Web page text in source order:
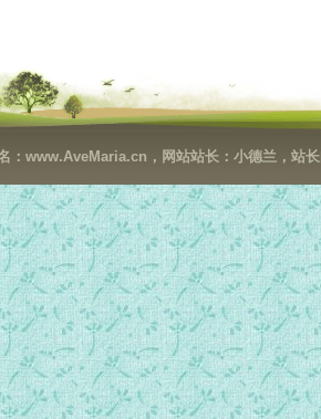
：www.AveMaria.cn，网站站长：小德兰，